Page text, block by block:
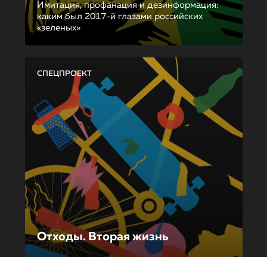
Имитация, профанация и дезинформация:
каким был 2017-й глазами российских
«зеленых»
СПЕЦПРОЕКТ
Отходы. Вторая жизнь